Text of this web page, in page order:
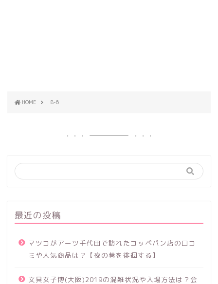
HOME 8-6
最近の投稿
マツコがアーツ千代田で訪れたコッペパン店の口コ
ミや人気商品は？【夜の巷を徘徊する】
文具女子博(大阪)2019の混雑状況や入場方法は？会